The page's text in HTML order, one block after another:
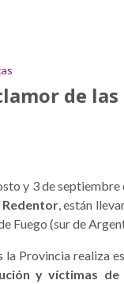
de
y 3 de
Redentor, están
Fuego (sur de
la Provincia realiza
y víctimas